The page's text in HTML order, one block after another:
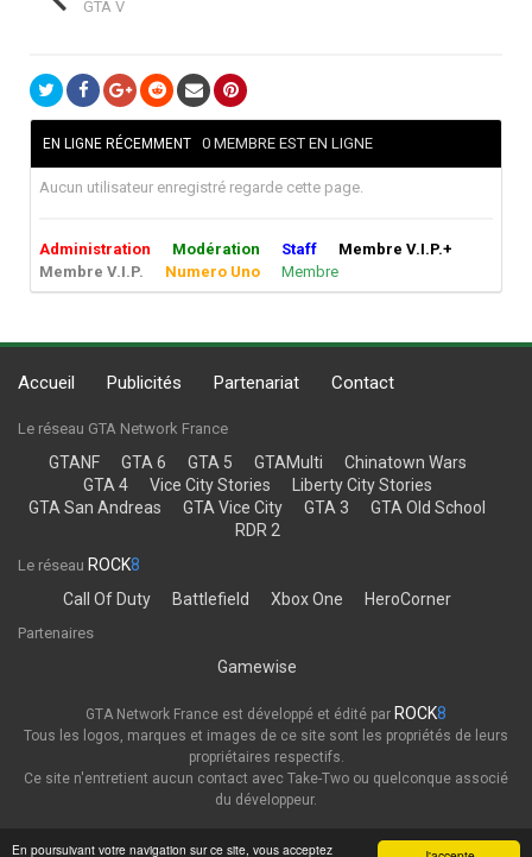
En poursuivant votre navigation sur ce site, vous acceptez
GTA V
EN LIGNE RÉCEMMENT 0 MEMBRE EST EN LIGNE
Aucun utilisateur enregistré regarde cette page.
Administration Modération Staff
Membre V.I.P.+
Membre V.I.P.
Numero Uno Membre
Accueil Publicités Partenariat Contact
Le réseau GTA Network France
GTANF GTA 6 GTA 5 GTAMulti
Chinatown Wars
GTA 4
Vice City Stories
Liberty City Stories
GTA San Andreas
GTA Vice City GTA 3
GTA Old School
RDR 2
Le réseau ROCK8
Call Of Duty
Battlefield Xbox One HeroCorner
Partenaires
Gamewise
GTA Network France est développé et édité par ROCK8
Tous les logos, marques et images de ce site sont les propriétés de leurs
propriétaires respectifs.
Ce site n'entretient aucun contact avec Take-Two ou quelconque associé
du développeur.
Thème Politique de confidentialité